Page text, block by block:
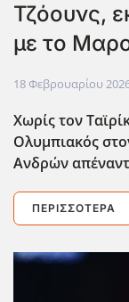
Τζόουνς,
με το
18 Φεβρουαρίου
Χωρίς τον
Ολυμπιακός
Ανδρών
ΠΕΡΙΣΣΌΤΕΡΑ